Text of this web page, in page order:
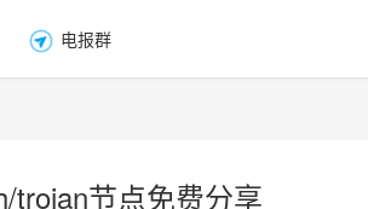
电报群
trojan节点免费分享